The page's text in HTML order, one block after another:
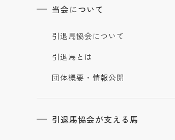
当会について
引退馬協会について
引退馬とは
団体概要・情報公開
引退馬協会が支える馬